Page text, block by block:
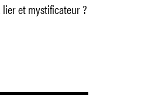
et mystificateur ?